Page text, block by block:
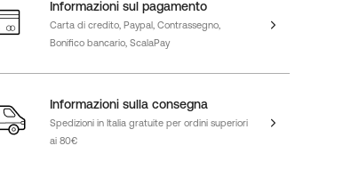
Informazioni sul pagamento
Carta di credito, Paypal, Contrassegno,
Bonifico bancario, ScalaPay
Informazioni sulla consegna
Spedizioni in Italia gratuite per ordini superiori
ai 80€